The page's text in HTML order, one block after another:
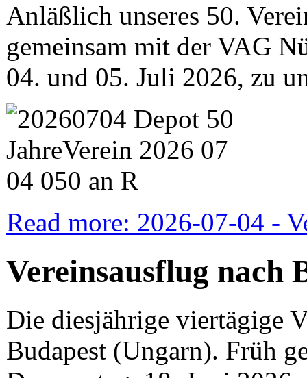
Anläßlich unseres 50.
gemeinsam mit der VAG
04. und 05. Juli 2026, zu
Read more: 2026-07-04 -
Vereinsausflug nach
Die diesjährige viertägige
Budapest (Ungarn). Früh